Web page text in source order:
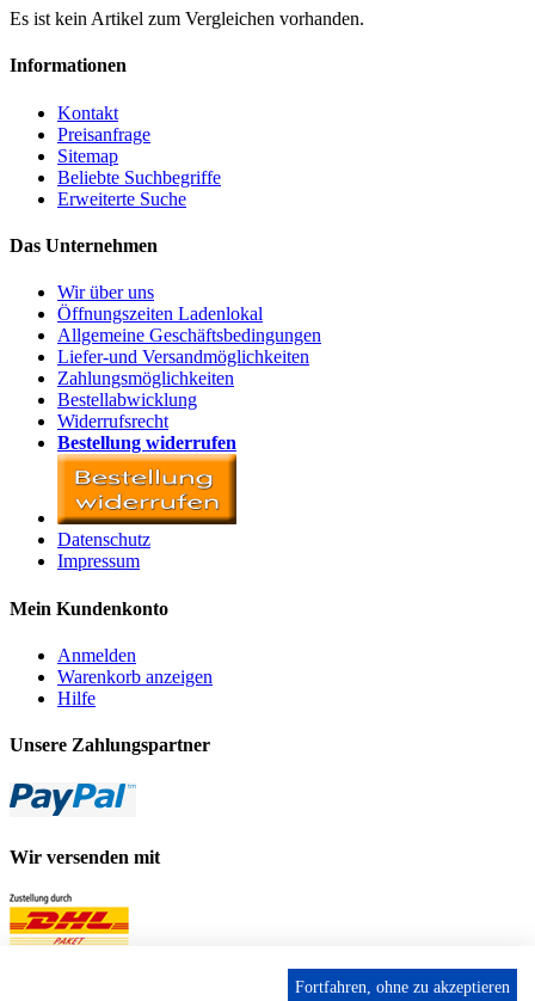
Es ist kein Artikel zum Vergleichen vorhanden.
Informationen
Kontakt
Preisanfrage
Sitemap
Beliebte Suchbegriffe
Erweiterte Suche
Das Unternehmen
Wir über uns
Öffnungszeiten Ladenlokal
Allgemeine Geschäftsbedingungen
Liefer-und Versandmöglichkeiten
Zahlungsmöglichkeiten
Bestellabwicklung
Widerrufsrecht
Bestellung widerrufen
Datenschutz
Impressum
Mein Kundenkonto
Anmelden
Warenkorb anzeigen
Hilfe
Unsere Zahlungspartner
Wir versenden mit
Fortfahren, ohne zu akzeptieren